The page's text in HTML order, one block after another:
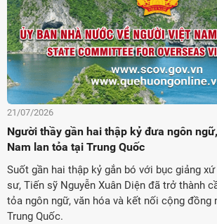
Việt Nam ở nước ngoài
21/07/2026
Người thầy gần hai thập kỷ đưa ngôn
Nam lan tỏa tại Trung Quốc
Suốt gần hai thập kỷ gắn bó với bục giảng
sư, Tiến sỹ Nguyễn Xuân Diện đã trở thành
tỏa ngôn ngữ, văn hóa và kết nối cộng đồng
Trung Quốc.